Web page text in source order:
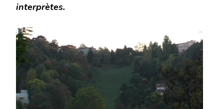
interprètes.